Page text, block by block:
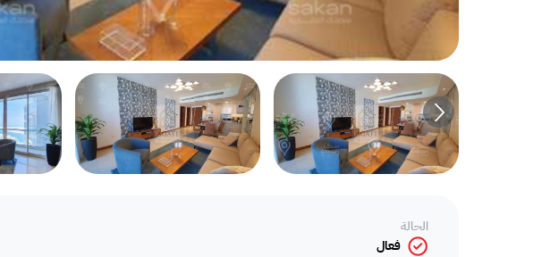
الحالة
فعال